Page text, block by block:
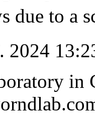
due to a
2024
in